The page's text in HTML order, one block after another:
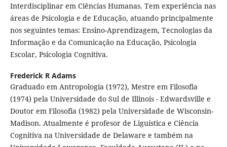
Interdisciplinar em Ciências Humanas. Tem experiência nas
áreas de Psicologia e de Educação, atuando principalmente
nos seguintes temas: Ensino-Aprendizagem, Tecnologias da
Informação e da Comunicação na Educação, Psicologia
Escolar, Psicologia Cognitiva.
Frederick R Adams
Graduado em Antropologia (1972), Mestre em Filosofia
(1974) pela Universidade do Sul de Illinois - Edwardsville e
Doutor em Filosofia (1982) pela Universidade de Wisconsin-
Madison. Atualmente é profesor de Liguística e Ciência
Cognitiva na Universidade de Delaware e também na